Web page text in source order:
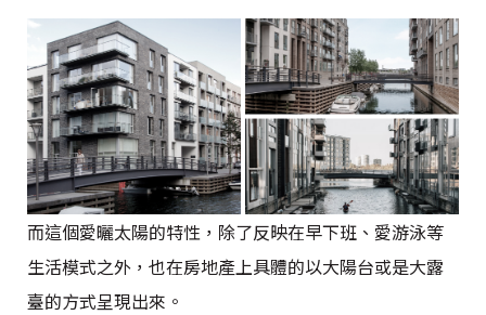
而這個愛曬太陽的特性，除了反映在早下班、愛游泳等
生活模式之外，也在房地產上具體的以大陽台或是大露
臺的方式呈現出來。